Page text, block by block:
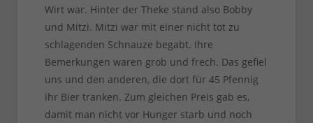
Wirt war. Hinter der Theke stand also Bobby
und Mitzi. Mitzi war mit einer nicht tot zu
schlagenden Schnauze begabt. Ihre
Bemerkungen waren grob und frech. Das gefiel
uns und den anderen, die dort für 45 Pfennig
ihr Bier tranken. Zum gleichen Preis gab es,
damit man nicht vor Hunger starb und noch